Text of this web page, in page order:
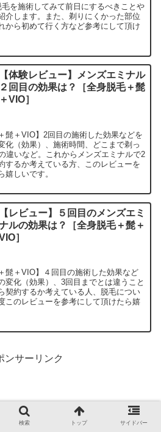
を施術してみて前日にするべきことや
介します。また、剃りにくかった部位
から初めて行く方など参考にして頂け
【体験レビュー】メンズエミナル
２回目の効果は？［全身脱毛＋髭
＋VIO］
髭＋VIO】2回目の施術した効果などを
化（効果）、施術時間、どこまで剃っ
違いなど。これからメンズエミナルで2
するか考えている方、このレビューを
嬉しいです。
【レビュー】５回目のメンズエミ
ルの効果は？［全身脱毛＋髭＋
］
髭＋VIO】４回目の施術した効果など
変化（効果）、3回目までとは違うこと
契約するか考えている人、脱毛につい
このレビューを参考にして頂けたら嬉
ンサーリンク
検索 トップ サイドバー